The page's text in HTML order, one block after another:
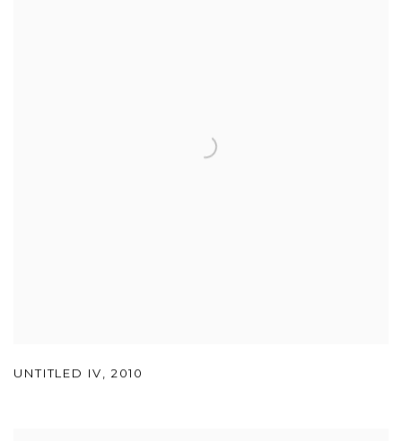
UNTITLED IV, 2010